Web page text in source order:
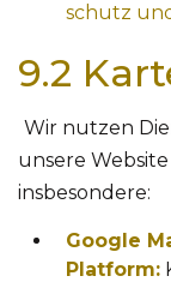
schutz
9.2
Wir nutzen
unsere
insbesondere:
Google
Platform: